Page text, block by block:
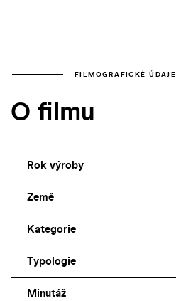
FILMOGRAFICKÉ ÚDAJE
O filmu
Rok výroby
Země
Kategorie
Typologie
Minutáž